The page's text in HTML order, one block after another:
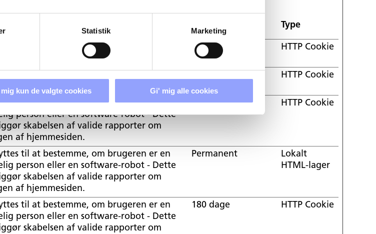
Statistik Marketing
kun de valgte cookies Gi' mig alle cookies
opbevaringstid
Type
til at forebygge Cross-Site Request
(CSRF) angreb.
Session HTTP Cookie
HTTP Cookie
til at bestemme, om brugeren er en
person eller en software-robot - Dette
skabelsen af valide rapporter om
af hjemmesiden.
1 dag HTTP Cookie
til at bestemme, om brugeren er en
person eller en software-robot - Dette
skabelsen af valide rapporter om
af hjemmesiden.
Permanent
Lokalt
HTML-lager
til at bestemme, om brugeren er en
person eller en software-robot - Dette
skabelsen af valide rapporter om
180 dage HTTP Cookie